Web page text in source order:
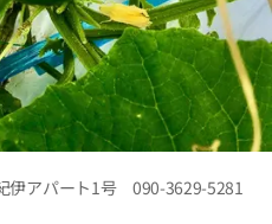
伊アパート1号 090-3629-5281